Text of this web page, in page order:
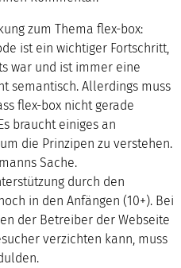
zum Thema flex-box:
ist ein wichtiger Fortschritt,
war und ist immer eine
semantisch. Allerdings muss
flex-box nicht gerade
braucht einiges an
die Prinzipen zu verstehen.
Sache.
durch den
in den Anfängen (10+). Bei
der Betreiber der Webseite
verzichten kann, muss